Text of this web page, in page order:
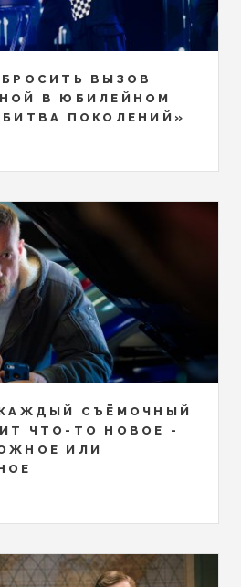
ВЫЗОВ
В ЮБИЛЕЙНОМ
ПОКОЛЕНИЙ»
СЪЁМОЧНЫЙ
ЧТО-ТО НОВОЕ -
ИЛИ